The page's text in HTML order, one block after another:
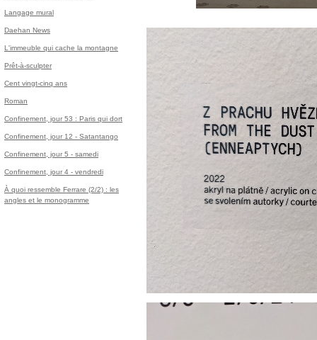
Langage mural
Daehan News
L'immeuble qui cache la montagne
Prêt-à-sculpter
Cent vingt-cinq ans
Roman
Confinement, jour 53 : Paris qui dort
Confinement, jour 12 - Satantango
Confinement, jour 5 - samedi
Confinement, jour 4 - vendredi
À quoi ressemble Ferrare (2/2) : les
angles et le monogramme